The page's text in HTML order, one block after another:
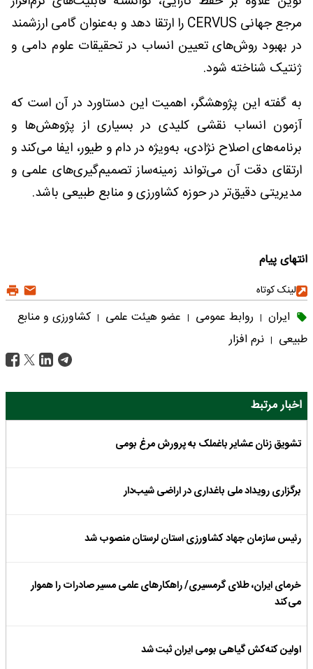
مرجع جهانی CERVUS را ارتقا دهد و به‌عنوان گامی ارزشمند
در بهبود روش‌های تعیین انساب در تحقیقات علوم دامی و
ژنتیک شناخته شود.
به گفته این پژوهشگر، اهمیت این دستاورد در آن است که
آزمون انساب نقشی کلیدی در بسیاری از پژوهش‌ها و
برنامه‌های اصلاح نژادی، به‌ویژه در دام و طیور، ایفا می‌کند و
ارتقای دقت آن می‌تواند زمینه‌ساز تصمیم‌گیری‌های علمی و
مدیریتی دقیق‌تر در حوزه کشاورزی و منابع طبیعی باشد.
انتهای پیام
لینک کوتاه
ایران | روابط عمومی | عضو هیئت علمی | کشاورزی و منابع
طبیعی | نرم افزار
اخبار مرتبط
تشویق زنان عشایر باغملک به پرورش مرغ بومی
برگزاری رویداد ملی باغداری در اراضی شیب‌دار
رئیس سازمان جهاد کشاورزی استان لرستان منصوب شد
خرمای ایران، طلای گرمسیری/ راهکارهای علمی مسیر صادرات را هموار
می‌کند
اولین کنه‌کش گیاهی بومی ایران ثبت شد